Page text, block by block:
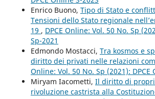
Enrico Buono, Tipo di Stato e
Tensioni dello Stato regionale
19 , DPCE Online: Vol. 50 No. Sp
Sp-2021
Edmondo Mostacci, Tra kosmos e
diritto dei privati nelle relazioni
Online: Vol. 50 No. Sp (2021): DPCE
Miryam Iacometti, Il diritto di
rivoluzione castrista alla